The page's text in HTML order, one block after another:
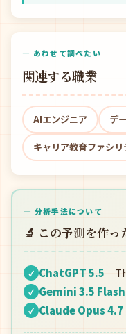
— あわせて調べたい
関連する職業
AIエンジニア デ
キャリア教育ファシリ
— 分析手法について
🔬 この予測を作
✓ ChatGPT 5.5
✓ Gemini 3.5 Flash
✓ Claude Opus 4.7